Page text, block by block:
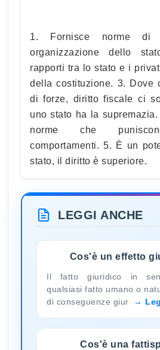
1. Fornisce norme di
organizzazione dello
rapporti tra lo stato e i
della costituzione. 3. Dove
di forze, diritto fiscale ci
uno stato ha la
norme che
comportamenti. 5. È un
stato, il diritto è superiore.
LEGGI ANCHE
Cos'è un effetto
Il fatto giuridico in
qualsiasi fatto umano o
di conseguenze giur
Cos'è una